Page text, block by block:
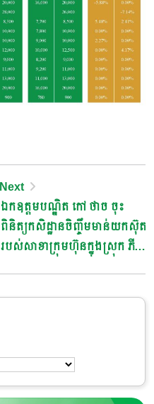
Next
ឯកឧត្តមបណ្ឌិត​ កៅ​ ថាច ចុះ
ពិនិត្យកសិដ្ឋានចិញ្ចឹមមាន់យកស៊ុត
របស់សាខាក្រុមហ៊ុនក្នុងស្រុក​ ភី.ភី​